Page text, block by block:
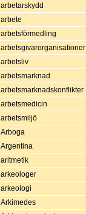
arbetarskydd
arbete
arbetsförmedling
arbetsgivarorganisationer
arbetsliv
arbetsmarknad
arbetsmarknadskonflikter
arbetsmedicin
arbetsmiljö
Arboga
Argentina
aritmetik
arkeologer
arkeologi
Arkimedes